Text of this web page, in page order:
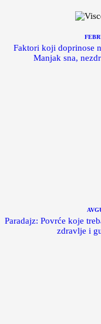
Faktori koji doprinose
Manjak sna,
Paradajz: Povrće koje
zdravlje i